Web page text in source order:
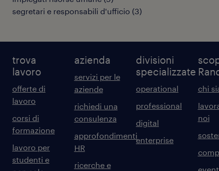
segretari e responsabili d'ufficio (3)
trova
lavoro
offerte di
lavoro
corsi di
formazione
lavoro per
studenti e
azienda
servizi per le
aziende
richiedi una
consulenza
approfondimenti
HR
ricerche e
divisioni
specializzate
operational
professional
digital
enterprise
chi
noi